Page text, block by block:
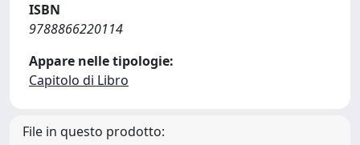
ISBN
9788866220114
Appare nelle tipologie:
Capitolo di Libro
File in questo prodotto: